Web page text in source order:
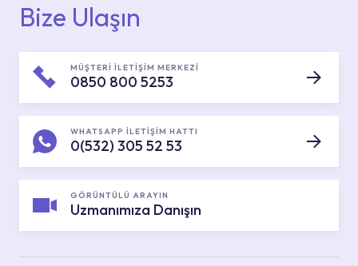
Bize Ulaşın
MÜŞTERİ İLETİŞİM MERKEZİ
0850 800 5253
WHATSAPP İLETİŞİM HATTI
0(532) 305 52 53
GÖRÜNTÜLÜ ARAYIN
Uzmanımıza Danışın